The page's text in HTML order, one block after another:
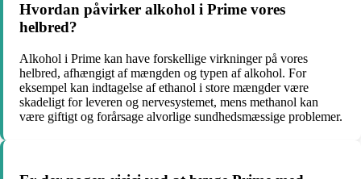
Hvordan påvirker alkohol i Prime vores
helbred?
Alkohol i Prime kan have forskellige virkninger på vores
helbred, afhængigt af mængden og typen af alkohol. For
eksempel kan indtagelse af ethanol i store mængder være
skadeligt for leveren og nervesystemet, mens methanol kan
være giftigt og forårsage alvorlige sundhedsmæssige problemer.